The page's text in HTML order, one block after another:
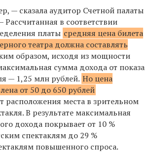
— сказала аудитор Счетной палаты
Рассчитанная в соответствии
платы средняя цена билета
театра должна составлять
образом, исходя из мощности
сумма дохода от показа
— 1,25 млн рублей. Но цена
от 50 до 650 рублей
расположения места в зрительном
В результате максимальная
дохода покрывает от 10 %
спектаклям до 29 %
повышенного спроса.